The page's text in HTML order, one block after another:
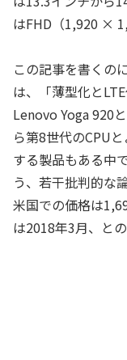
はFHD（1,920 ×
この記事を書くの
は、「薄型化と
Lenovo Yoga 920
ら第8世代のCPU
する製品もある中
う、若干批判的な
米国での価格は
は2018年3月、との